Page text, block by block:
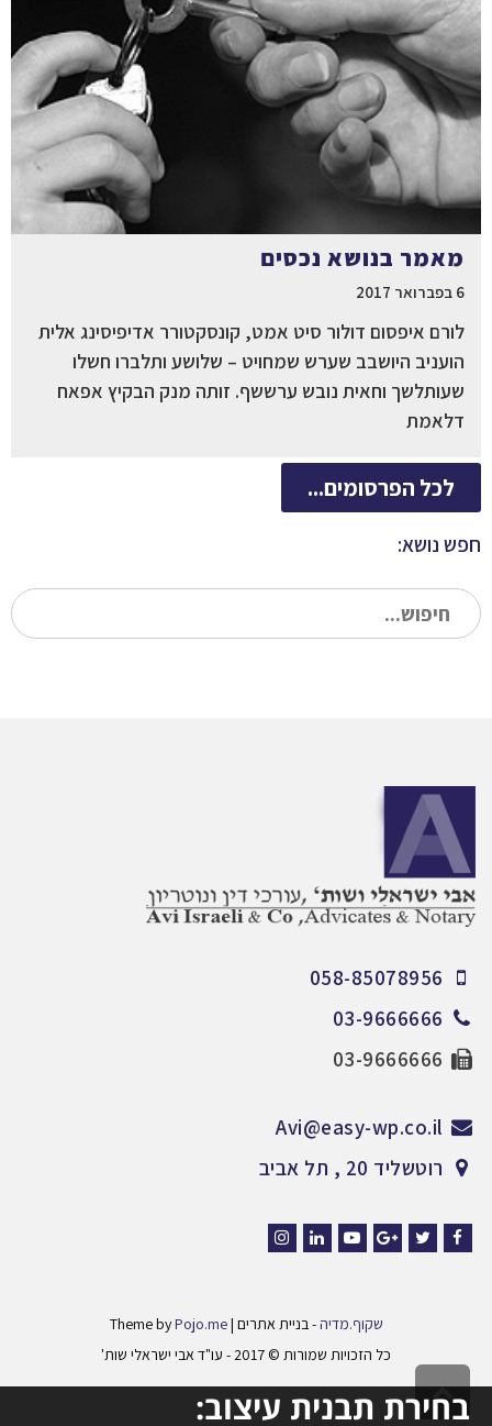
מאמר בנושא נכסים
6 בפברואר 2017
לורם איפסום דולור סיט אמט, קונסקטורר אדיפיסינג אלית
הועניב היושבב שערש שמחויט – שלושע ותלברו חשלו
שעותלשך וחאית נובש ערששף. זותה מנק הבקיץ אפאח
דלאמת
לכל הפרסומים...
חפש נושא:
רוטשליד 20 , תל אביב
שקוף.מדיה- בניית אתרים | Theme byPojo.me
כל הזכויות שמורות © 2017 - עו"ד אבי ישראלי שות'
בחירת תבנית עיצוב:
Aleph
גלילה
לראש